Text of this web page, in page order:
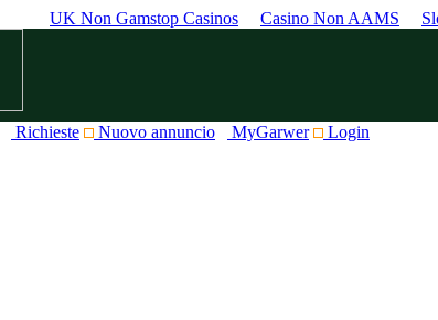
UK Non Gamstop Casinos Casino Non AAMS
Richieste Nuovo annuncio MyGarwer Login